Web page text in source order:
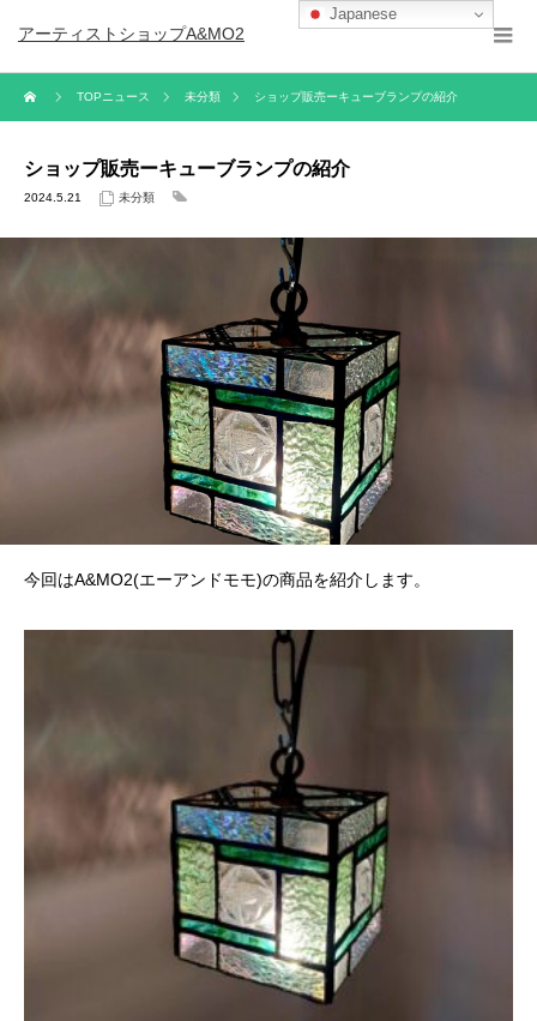
アーティストショップA&MO2
TOPニュース 未分類 ショップ販売ーキューブランプの紹介
ショップ販売ーキューブランプの紹介
2024.5.21 未分類
今回はA&MO2(エーアンドモモ)の商品を紹介します。
Japanese